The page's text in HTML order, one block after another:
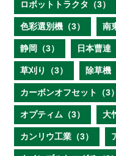
ロボットトラクタ（3）
色彩選別機（3） 南
静岡（3） 日本曹達
草刈り（3） 除草機
カーボンオフセット（3）
オプティム（3） 大
カンリウ工業（3）